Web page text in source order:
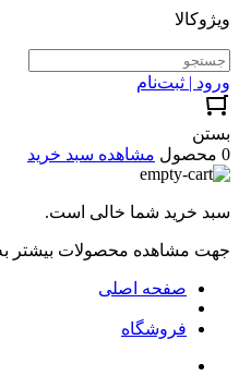
ویژوکالا
ورود | ثبت‌نام
بستن
0 محصول
مشاهده سبد خرید
سبد خرید شما خالی است.
جهت مشاهده محصولات بیشتر
صفحه اصلی
فروشگاه